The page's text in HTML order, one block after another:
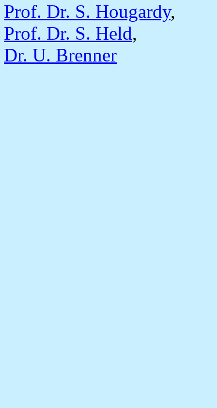
Prof. Dr. S. Hougardy,
Prof. Dr. S. Held,
Dr. U. Brenner